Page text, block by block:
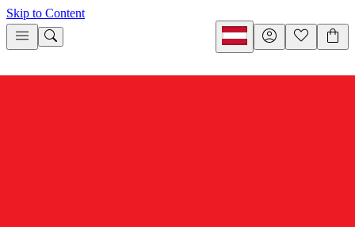
Skip to Content